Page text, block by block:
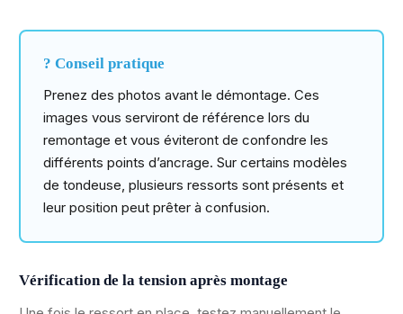
? Conseil pratique
Prenez des photos avant le démontage. Ces
images vous serviront de référence lors du
remontage et vous éviteront de confondre les
différents points d’ancrage. Sur certains modèles
de tondeuse, plusieurs ressorts sont présents et
leur position peut prêter à confusion.
Vérification de la tension après montage